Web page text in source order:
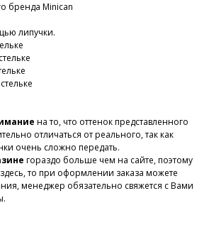
бренда Minican
липучки.
на то, что оттенок представленного
отличаться от реального, так как
очень сложно передать.
гораздо больше чем на сайте, поэтому
то при оформлении заказа можете
менеджер обязательно свяжется с Вами